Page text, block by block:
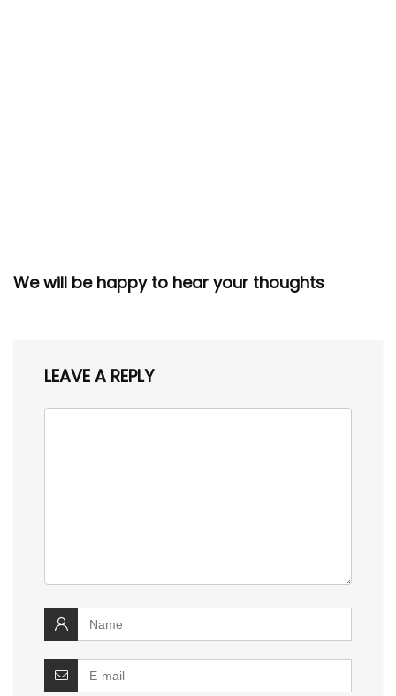
We will be happy to hear your thoughts
LEAVE A REPLY